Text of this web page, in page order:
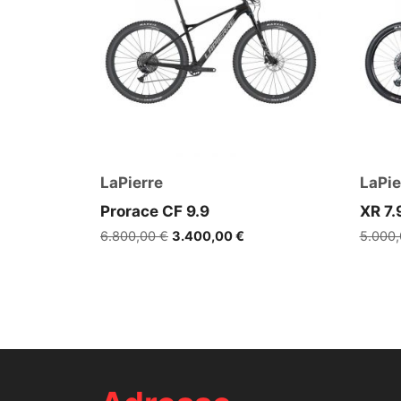
LaPierre
Prorace CF 9.9
6.800,00€ Ursprünglicher
3.400,00€
XR